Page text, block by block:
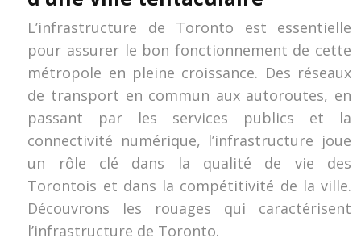
L’infrastructure de Toronto est essentielle
pour assurer le bon fonctionnement de cette
métropole en pleine croissance. Des réseaux
de transport en commun aux autoroutes, en
passant par les services publics et la
connectivité numérique, l’infrastructure joue
un rôle clé dans la qualité de vie des
Torontois et dans la compétitivité de la ville.
Découvrons les rouages qui caractérisent
l’infrastructure de Toronto.